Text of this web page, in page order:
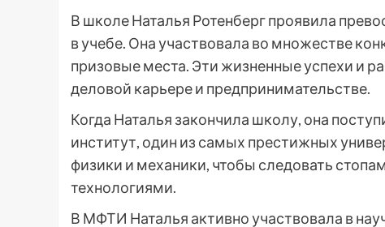
В школе Наталья Ротенберг проявила
в учебе. Она участвовала во множестве
призовые места. Эти жизненные успехи и
деловой карьере и предпринимательстве.
Когда Наталья закончила школу, она
институт, один из самых престижных
физики и механики, чтобы следовать
технологиями.
В МФТИ Наталья активно участвовала в